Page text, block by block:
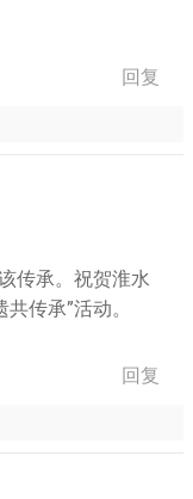
回复
传承。祝贺淮水
传承”活动。
回复